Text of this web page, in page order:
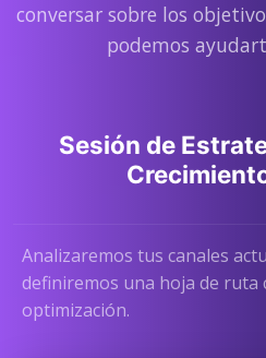
conversar sobre los
podemos
Sesión de
Analizaremos tus canales
definiremos una hoja de ruta
optimización.